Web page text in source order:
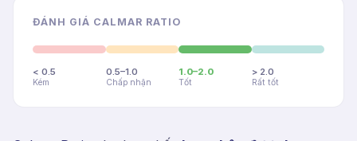
ĐÁNH GIÁ CALMAR RATIO
< 0.5
Kém
0.5–1.0
Chấp nhận
1.0–2.0
Tốt
> 2.0
Rất tốt